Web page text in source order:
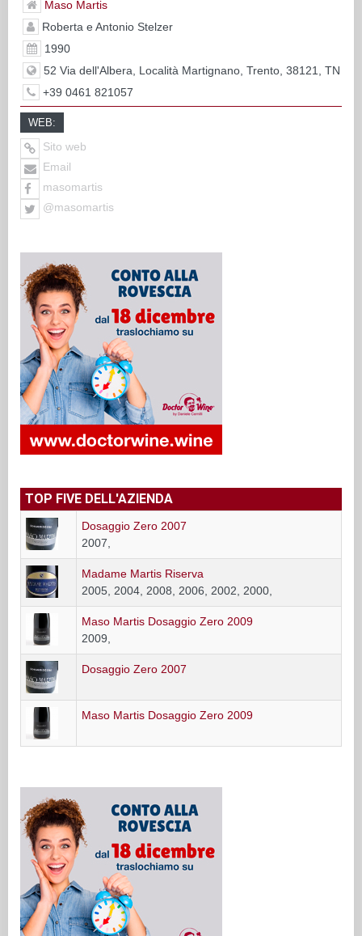
Maso Martis
Roberta e Antonio Stelzer
1990
52 Via dell'Albera, Località Martignano, Trento, 38121, TN
+39 0461 821057
WEB:
Sito web
Email
masomartis
@masomartis
TOP FIVE DELL'AZIENDA
Dosaggio Zero 2007
2007,
Madame Martis Riserva
2005, 2004, 2008, 2006, 2002, 2000,
Maso Martis Dosaggio Zero 2009
2009,
Dosaggio Zero 2007
Maso Martis Dosaggio Zero 2009